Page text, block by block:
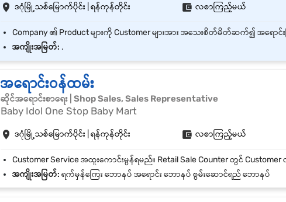
ဒဂုံမြို့သစ်မြောက်ပိုင်း | ရန်ကုန်တိုင်း လစာကြည့်မယ်
အကျိုးအမြတ်: .
အရောင်းဝန်ထမ်း
ဆိုင်အရောင်းစာရေး | Shop Sales, Sales Representative
Baby Idol One Stop Baby Mart
ဒဂုံမြို့သစ်မြောက်ပိုင်း | ရန်ကုန်တိုင်း လစာကြည့်မယ်
အကျိုးအမြတ်: ရက်မှန်ကြေး ဘောနပ် အရောင်း ဘောနပ် စွမ်းဆောင်ရည် ဘောနပ်